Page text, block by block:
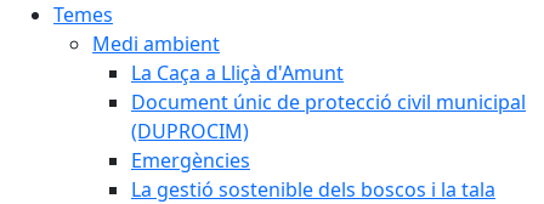
Temes
Medi ambient
La Caça a Lliçà d'Amunt
Document únic de protecció civil municipal
(DUPROCIM)
Emergències
La gestió sostenible dels boscos i la tala